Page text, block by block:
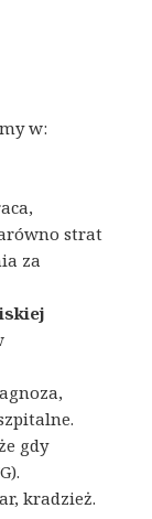
w:
strat
za
gdy
kradzież.